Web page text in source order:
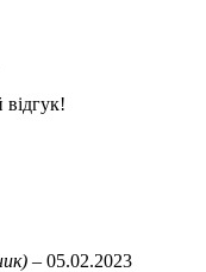
– 05.02.2023